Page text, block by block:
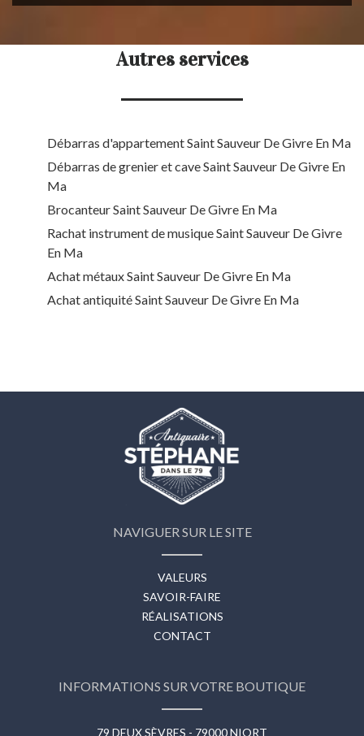
Autres services
Débarras d'appartement Saint Sauveur De Givre En Ma
Débarras de grenier et cave Saint Sauveur De Givre En
Ma
Brocanteur Saint Sauveur De Givre En Ma
Rachat instrument de musique Saint Sauveur De Givre
En Ma
Achat métaux Saint Sauveur De Givre En Ma
Achat antiquité Saint Sauveur De Givre En Ma
NAVIGUER SUR LE SITE
VALEURS
SAVOIR-FAIRE
RÉALISATIONS
CONTACT
INFORMATIONS SUR VOTRE BOUTIQUE
79 DEUX SÈVRES - 79000 NIORT